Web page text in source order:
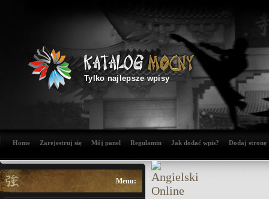
Tylko najlepsze wpisy
Home Zarejestruj się Mój panel Regulamin Jak dodać wpis? Dodaj stronę
Menu: